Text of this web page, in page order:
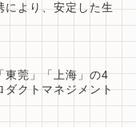
により、安定した生
東莞」「上海」の4
ダクトマネジメント